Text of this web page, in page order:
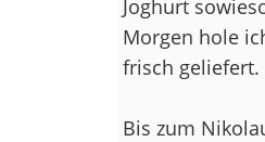
Joghurt
Morgen hole
frisch geliefert.
Bis zum